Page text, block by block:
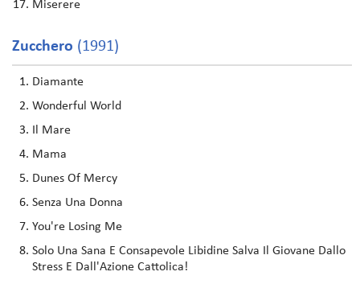
Miserere
Zucchero (1991)
Diamante
Wonderful World
Il Mare
Mama
Dunes Of Mercy
Senza Una Donna
You're Losing Me
Solo Una Sana E Consapevole Libidine Salva Il Giovane Dallo
Stress E Dall'Azione Cattolica!